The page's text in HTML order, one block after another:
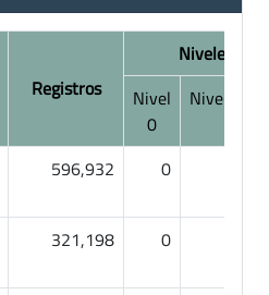
Registros
Niveles de
Nivel
0
Nivel 1
596,932 0
321,198 0